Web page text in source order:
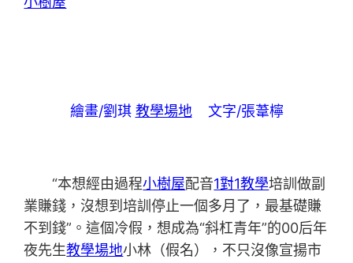
繪畫/劉琪 教學場地文字/張葦檸
“本想經由過程小樹屋配音1對1教學培訓做副
業賺錢，沒想到培訓停止一個多月了，最基礎賺
不到錢”。這個冷假，想成為“斜杠青年”的00后年
夜先生教學場地小林（假名），不只沒像宣揚市